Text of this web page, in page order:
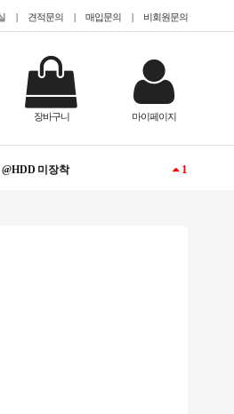
| 견적문의 | 매입문의 | 비회원문의
마이페이지
장바구니
1
NEW
@HDD 미장착
NEW